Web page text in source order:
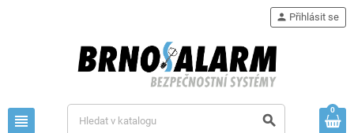
view_headline search
person Přihlásit se
0